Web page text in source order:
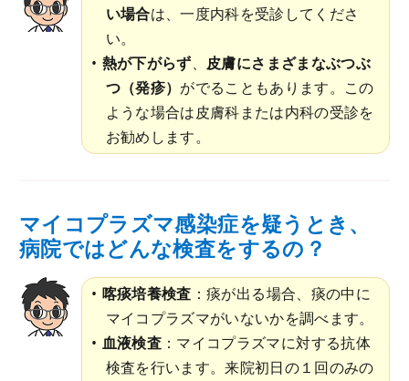
い場合は、一度内科を受診してくださ
い。
熱が下がらず、 皮膚にさまざまなぶつぶ
つ（発疹） がでることもあります。この
ような場合は皮膚科または内科の受診を
お勧めします。
マイコプラズマ感染症を疑うとき、
病院ではどんな検査をするの？
喀痰培養検査 ：痰が出る場合、痰の中に
マイコプラズマがいないかを調べます。
血液検査 ：マイコプラズマに対する抗体
検査を行います。来院初日の１回のみの